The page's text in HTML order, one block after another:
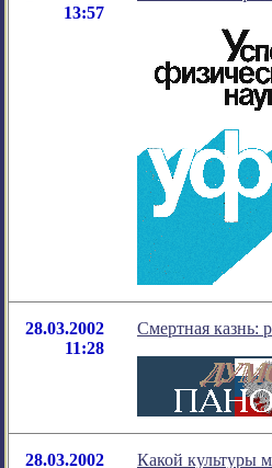
13:57
28.03.2002
11:28
Смертная казнь:
28.03.2002
Какой культуры